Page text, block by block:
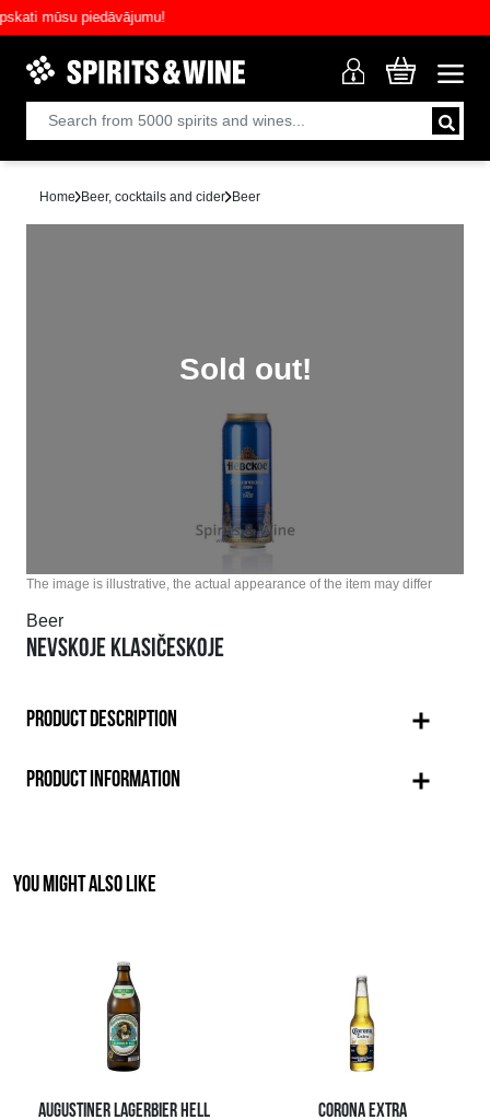
mūsu piedāvājumu!
Home Beer, cocktails and cider Beer
Sold out!
The image is illustrative, the actual appearance of the item may differ
Beer
NEVSKOJE KLASIČESKOJE
PRODUCT DESCRIPTION
PRODUCT INFORMATION
YOU MIGHT ALSO LIKE
AUGUSTINER LAGERBIER HELL CORONA EXTRA